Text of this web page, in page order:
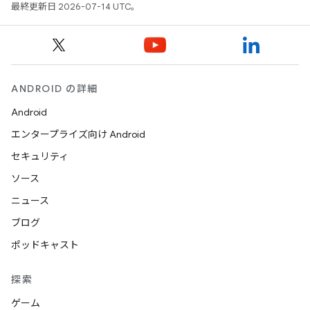
最終更新日 2026-07-14 UTC。
ANDROID の詳細
Android
エンタープライズ向け Android
セキュリティ
ソース
ニュース
ブログ
ポッドキャスト
探索
ゲーム